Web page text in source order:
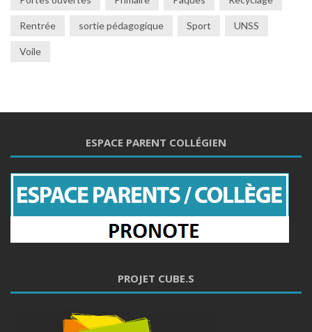
Rentrée sortie pédagogique Sport UNSS
Voile
ESPACE PARENT COLLÉGIEN
PROJET CUBE.S